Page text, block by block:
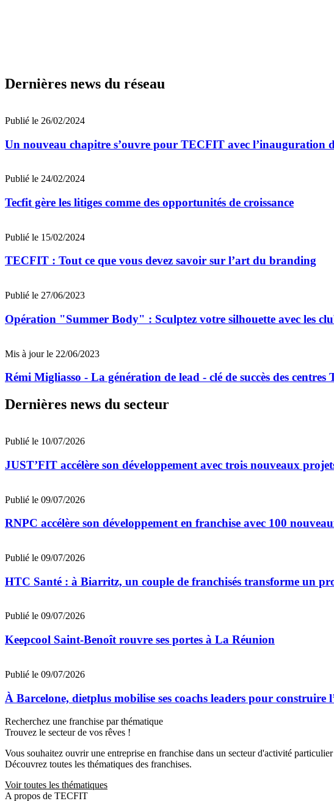
Dernières news du réseau
Publié le 26/02/2024
Un nouveau chapitre s’ouvre pour TECFIT avec l’inauguration
Publié le 24/02/2024
Tecfit gère les litiges comme des opportunités de croissance
Publié le 15/02/2024
TECFIT : Tout ce que vous devez savoir sur l’art du branding
Publié le 27/06/2023
Opération "Summer Body" : Sculptez votre silhouette avec les
Mis à jour le 22/06/2023
Rémi Migliasso - La génération de lead - clé de succès des
Dernières news du secteur
Publié le 10/07/2026
JUST’FIT accélère son développement avec trois nouveaux
Publié le 09/07/2026
RNPC accélère son développement en franchise avec 100
Publié le 09/07/2026
HTC Santé : à Biarritz, un couple de franchisés transforme un
Publié le 09/07/2026
Keepcool Saint-Benoît rouvre ses portes à La Réunion
Publié le 09/07/2026
À Barcelone, dietplus mobilise ses coachs leaders pour construire
Recherchez une franchise par thématique
Trouvez le secteur de vos rêves !
Vous souhaitez ouvrir une entreprise en franchise dans un secteur d'activité particulier
Découvrez toutes les thématiques des franchises.
Voir toutes les thématiques
A propos de TECFIT